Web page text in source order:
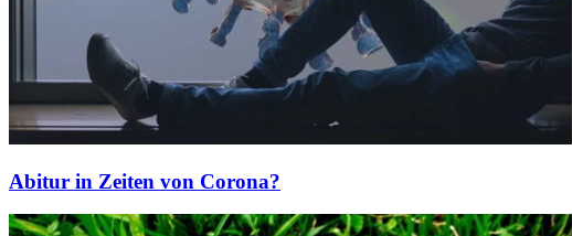
Abitur in Zeiten von Corona?